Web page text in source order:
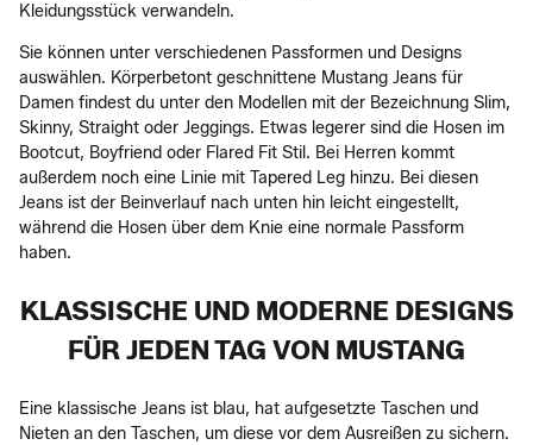
Kleidungsstück verwandeln.
Sie können unter verschiedenen Passformen und Designs
auswählen. Körperbetont geschnittene Mustang Jeans für
Damen findest du unter den Modellen mit der Bezeichnung Slim,
Skinny, Straight oder Jeggings. Etwas legerer sind die Hosen im
Bootcut, Boyfriend oder Flared Fit Stil. Bei Herren kommt
außerdem noch eine Linie mit Tapered Leg hinzu. Bei diesen
Jeans ist der Beinverlauf nach unten hin leicht eingestellt,
während die Hosen über dem Knie eine normale Passform
haben.
KLASSISCHE UND MODERNE DESIGNS
FÜR JEDEN TAG VON MUSTANG
Eine klassische Jeans ist blau, hat aufgesetzte Taschen und
Nieten an den Taschen, um diese vor dem Ausreißen zu sichern.